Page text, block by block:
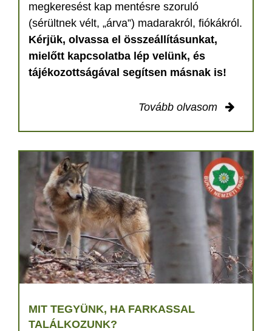
megkeresést kap mentésre szoruló
(sérültnek vélt, „árva”) madarakról, fiókákról.
Kérjük, olvassa el összeállításunkat,
mielőtt kapcsolatba lép velünk, és
tájékozottságával segítsen másnak is!
Tovább olvasom
MIT TEGYÜNK, HA FARKASSAL
TALÁLKOZUNK?